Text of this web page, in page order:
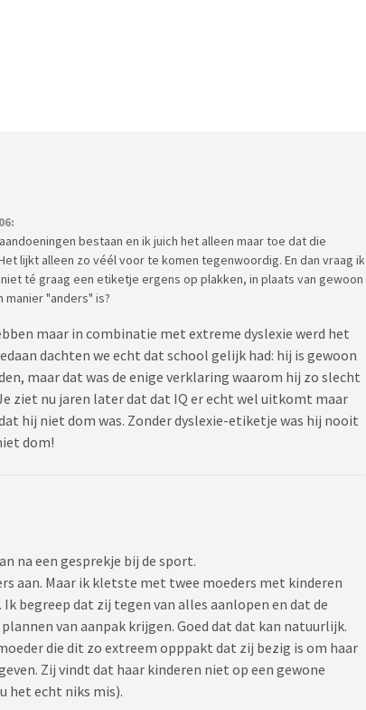
bestaan en ik juich het alleen maar toe dat die
lijkt alleen zo véél voor te komen tegenwoordig. En dan vraag ik
té graag een etiketje ergens op plakken, in plaats van gewoon
"anders" is?
maar in combinatie met extreme dyslexie werd het
dachten we echt dat school gelijk had: hij is gewoon
maar dat was de enige verklaring waarom hij zo slecht
ziet nu jaren later dat dat IQ er echt wel uitkomt maar
hij niet dom was. Zonder dyslexie-etiketje was hij nooit
dom!
na een gesprekje bij de sport.
aan. Maar ik kletste met twee moeders met kinderen
begreep dat zij tegen van alles aanlopen en dat de
van aanpak krijgen. Goed dat dat kan natuurlijk.
die dit zo extreem opppakt dat zij bezig is om haar
Zij vindt dat haar kinderen niet op een gewone
het echt niks mis).